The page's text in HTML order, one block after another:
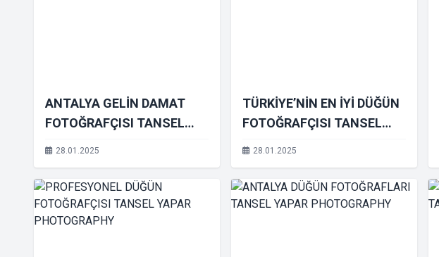
ANTALYA GELİN DAMAT
FOTOĞRAFÇISI TANSEL
YAPAR PHOTOGRAPHY
28.01.2025
TÜRKİYE’NİN EN İYİ DÜĞÜN
FOTOĞRAFÇISI TANSEL
YAPAR PHOTOGRAPHY
28.01.2025